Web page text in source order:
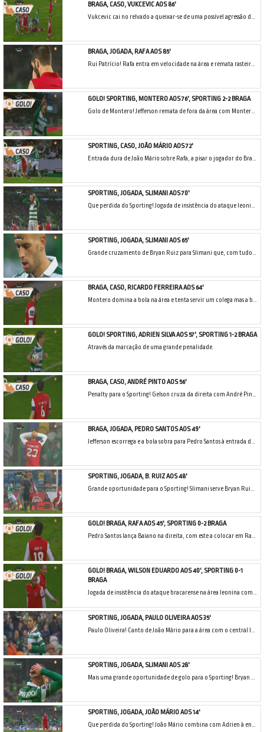
BRAGA, CASO, VUKCEVIC AOS 86'
Vukcevic cai no relvado a queixar-se de uma possível agressão de Slimani. O lance passa despercebido do árbitro e a repetição não esclarece se há intenção.
BRAGA, JOGADA, RAFA AOS 85'
Rui Patrício! Rafa entra em velocidade na área e remata rasteiro para uma grande defesa de Rui Patrício.
GOLO! SPORTING, MONTERO AOS 76', SPORTING 2-2 BRAGA
Golo de Montero! Jefferson remata de fora da área com Montero a dominar a bola e a rematar de pé esquerdo para o golo do empate.
SPORTING, CASO, JOÃO MÁRIO AOS 72'
Entrada dura de João Mário sobre Rafa, a pisar o jogador do Braga. Jorge Sousa marca falta mas devia ter mostrado o cartão ao jogador leonino.
SPORTING, JOGADA, SLIMANI AOS 70'
Que perdida do Sporting! Jogada de insistência do ataque leonino com Gelson a rematar cruzado para defesa incompleta de Kritsyuk e a bola a sobrar para Slimani que remata contra um defesa.
SPORTING, JOGADA, SLIMANI AOS 65'
Grande cruzamento de Bryan Ruiz para Slimani que, com tudo para marcar, cabeceia ao lado.
BRAGA, CASO, RICARDO FERREIRA AOS 64'
Montero domina a bola na área e tenta servir um colega mas a bola bate no braço de Ricardo Ferreira. Os jogadores do Sporting pedem penalty mas o árbitro diz que é casual.
GOLO! SPORTING, ADRIEN SILVA AOS 57', SPORTING 1-2 BRAGA
Através da marcação de uma grande penalidade.
BRAGA, CASO, ANDRÉ PINTO AOS 56'
Penalty para o Sporting! Gelson cruza da direita com André Pinto a cortar com a mão. Fica a dúvida se o corte é feito dentro ou fora da área.
BRAGA, JOGADA, PEDRO SANTOS AOS 49'
Jefferson escorrega e a bola sobra para Pedro Santos à entrada da área com este a rematar forte para uma excelente defesa de Rui Patrício.
SPORTING, JOGADA, B. RUIZ AOS 48'
Grande oportunidade para o Sporting! Slimani serve Bryan Ruiz na área com este a rematar contra Kritsyuk.
GOLO! BRAGA, RAFA AOS 45', SPORTING 0-2 BRAGA
Pedro Santos lança Baiano na direita, com este a colocar em Rafa que entra na área e, apenas com Rui Patrício pela frente, remata colocado e faz o golo.
GOLO! BRAGA, WILSON EDUARDO AOS 40', SPORTING 0-1
BRAGA
Jogada de insistência do ataque bracarense na área leonina com a bola a chegar a Wilson Eduardo que atira rasteiro e cruzado de pé direito e bate Rui Patrício.
SPORTING, JOGADA, PAULO OLIVEIRA AOS 35'
Paulo Oliveira! Canto de João Mário para a área com o central leonino a cabecear forte, com a bola a bater no poste e a ressaltar para Kritsyuk, não entrando na baliza do Braga.
SPORTING, JOGADA, SLIMANI AOS 28'
Mais uma grande oportunidade de golo para o Sporting! Bryan Ruiz lança Slimani que entra na área isolado e tenta o chapéu a Kritsyuk, mas este fica curto e o guardião segura. Fica a dúvida se o argelino estaria em posição legal quando parte para a bola.
SPORTING, JOGADA, JOÃO MÁRIO AOS 14'
Que perdida do Sporting! João Mário combina com Adrien à entrada da área, aparece na cara de Kritsyuk mas permite a defesa do guardião bracarense, que evita o primeiro golo do jogo.